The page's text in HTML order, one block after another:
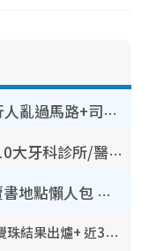
警方即日起全港大執法！捉行人亂過馬路+司機不專注駕駛！亂過馬路罰$2000
洗牙平靚正推介2026︱全港10大牙科診所/醫院懶人包 夜診至8點/鎮靜潔牙/醫療券適用
捐書2026︱全港13大捐書/賣書地點懶人包 二手課本最高$150＋舊書換免費咖啡/戲票
六合彩攪珠結果 | 六合彩近10期攪珠結果出爐+ 近30期最旺熱門中獎號碼